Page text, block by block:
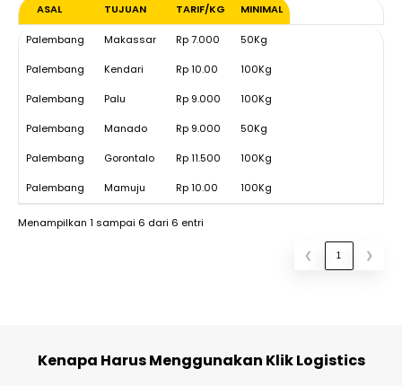
ASAL TUJUAN TARIF/KG
MINIMAL
ASAL
TUJUAN TARIF/KG MINIMAL
Palembang Makassar Rp 7.000 50Kg
Palembang Kendari Rp 10.00 100Kg
Palembang Palu Rp 9.000 100Kg
Palembang Manado Rp 9.000 50Kg
Palembang Gorontalo Rp 11.500 100Kg
Palembang Mamuju Rp 10.00 100Kg
Menampilkan 1 sampai 6 dari 6 entri
❮ 1 ❯
Kenapa Harus Menggunakan Klik Logistics